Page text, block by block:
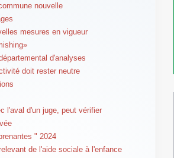
nouvelle
mesures en vigueur
d'analyses
doit rester neutre
l'aval d'un juge, peut vérifier
" 2024
de l'aide sociale à l'enfance